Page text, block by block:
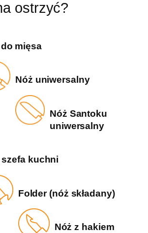
ostrzyć?
mięsa
Nóż uniwersalny
Nóż Santoku
uniwersalny
szefa kuchni
Folder (nóż składany)
Nóż z hakiem